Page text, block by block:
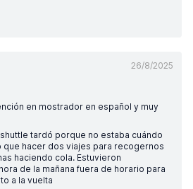
26/8/2025
en mostrador en español y muy
shuttle tardó porque no estaba cuándo
que hacer dos viajes para recogernos
haciendo cola. Estuvieron
de la mañana fuera de horario para
a la vuelta